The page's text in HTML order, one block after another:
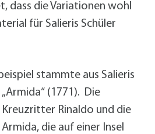
dass die Variationen wohl
für Salieris Schüler
stammte aus Salieris
(1771). Die
Kreuzritter Rinaldo und die
die auf einer Insel